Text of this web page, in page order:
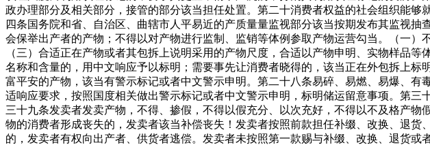
政办理部分及相关部分，接管的部分该当担任处置。第二十消费者权益的社会组织能
四条国务院和省、自治区、曲辖市人平易近的产质量量监视部分该当按期发布其监视
会保举出产者的产物；不得以对产物进行监制、监销等体例参取产物运营勾当。（一
（三）合适正在产物或者其包拆上说明采用的产物尺度，合适以产物申明、实物样品
名称和含量的，用中文响应予以标明；需要事先让消费者晓得的，该当正在外包拆上
富平安的产物，该当有警示标记或者中文警示申明。第二十八条易碎、易燃、易爆、
适响应要求，按照国度相关做出警示标记或者中文警示申明，标明储运留意事项。第
三十九条发卖者发卖产物，不得、掺假，不得以假充分、以次充好，不得以不及格产
物的消费者形成丧失的，发卖者该当补偿丧失！发卖者按照前款担任补缀、改换、退
的，发卖者有权向出产者、供货者逃偿。发卖者未按照第一款赐与补缀、改换、退货